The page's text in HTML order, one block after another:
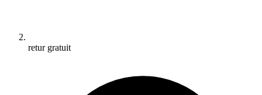
retur gratuit